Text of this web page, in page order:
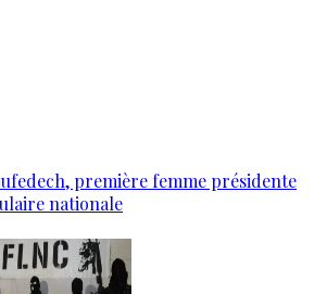
première femme présidente
nationale